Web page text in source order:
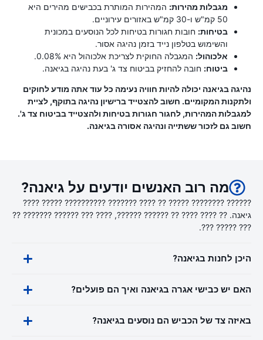
מגבלות מהירות: המהירות המותרת בכבישים מהירים היא
50 קמ"ש ו-30 קמ"ש באזורים עירוניים.
בטיחות: חובות חגורות בטיחות לכל הנוסעים במכונית
והשימוש בטלפון נייד בזמן נהיגה אסור.
אלכוהול: המגבלה החוקית לצריכת אלכוהול היא 0.08%.
ביטוח: חובה להחזיק בביטוח צד ג' בעת נהיגה בגיאנה.
נהיגה בגיאנה יכולה להיות חוויה נעימה כל עוד אתה מודע לחוקים
ולתקנות המקומיים. חשוב להצטייד ברישיון נהיגה בתוקף, לציית
למגבלות המהירות, לחגור חגורות בטיחות ולהצטייד בביטוח צד ג'.
חשוב גם לזכור ששתייה ונהיגה אסורה בגיאנה.
מה רוב האנשים יודעים על גיאנה?
?????? ???????? ????? ?? ???? ??????? ?????????? ????? ????
גיאנה. ?? ???? ???? ?? ?????? ??????, ???? ??? ?????? ??????? ??
??? ????? ???.
היכן לחנות בגיאנה?
האם יש כבישי אגרה בגיאנה ואיך הם פועלים?
באיזה צד של הכביש הם נוסעים בגיאנה?